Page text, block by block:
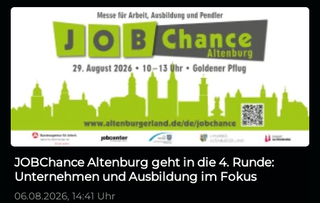
JOBChance Altenburg geht in die 4. Runde:
Unternehmen und Ausbildung im Fokus
06.08.2026, 14:41 Uhr